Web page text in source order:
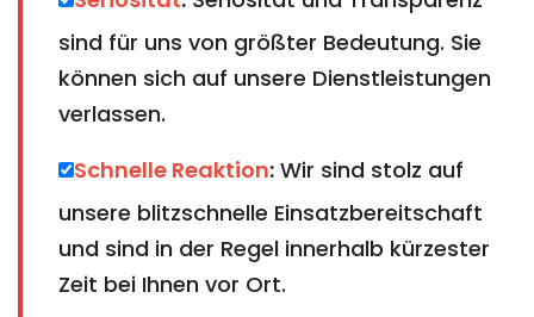
sind für uns von größter Bedeutung. Sie
können sich auf unsere Dienstleistungen
verlassen.
Schnelle Reaktion: Wir sind stolz auf
unsere blitzschnelle Einsatzbereitschaft
und sind in der Regel innerhalb kürzester
Zeit bei Ihnen vor Ort.